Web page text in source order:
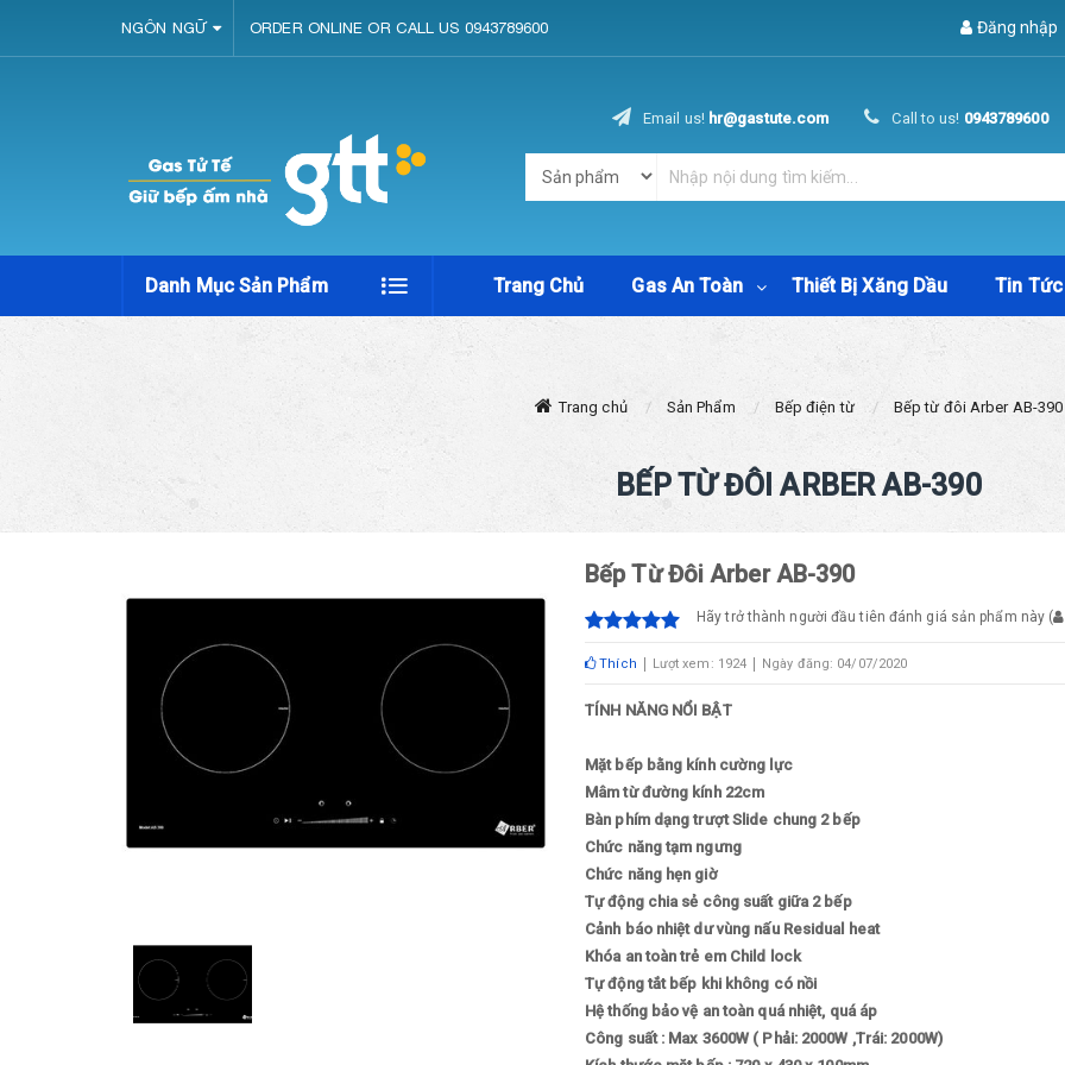
NGÔN NGỮ ORDER ONLINE OR CALL US 0943789600 Đăng nhập
Email us! hr@gastute.com Call to us! 0943789600
Danh Mục Sản Phẩm Trang Chủ Gas An Toàn Thiết Bị Xăng Dầu Tin Tức
Trang chủ Sản Phẩm Bếp điện từ Bếp từ đôi Arber AB-390
BẾP TỪ ĐÔI ARBER AB-390
Bếp Từ Đôi Arber AB-390
Hãy trở thành người đầu tiên đánh giá sản phẩm này (
Thích Lượt xem: 1924 Ngày đăng: 04/07/2020
TÍNH NĂNG NỔI BẬT
Mặt bếp bằng kính cường lực
Mâm từ đường kính 22cm
Bàn phím dạng trượt Slide chung 2 bếp
Chức năng tạm ngưng
Chức năng hẹn giờ
Tự động chia sẻ công suất giữa 2 bếp
Cảnh báo nhiệt dư vùng nấu Residual heat
Khóa an toàn trẻ em Child lock
Tự động tắt bếp khi không có nồi
Hệ thống bảo vệ an toàn quá nhiệt, quá áp
Công suất : Max 3600W ( Phải: 2000W ,Trái: 2000W)